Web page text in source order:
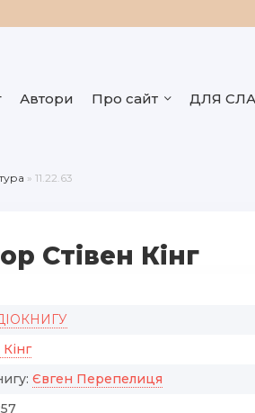
Автори Про сайт ДЛЯ
» 11.22.63
Стівен Кінг
Євген Перепелиця